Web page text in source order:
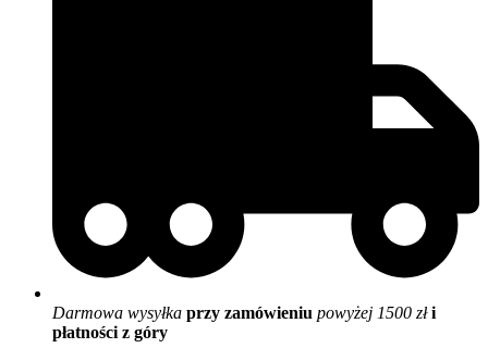
Darmowa wysyłka przy zamówieniu powyżej 1500 złi
płatności z góry